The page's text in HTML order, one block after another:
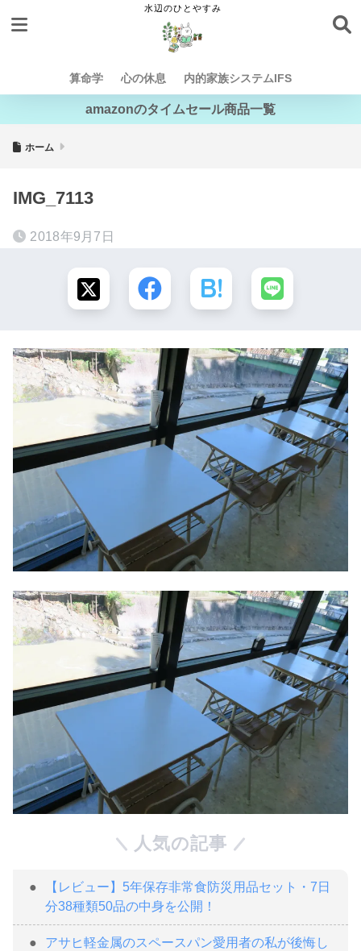
算命学 心の休息 内的家族システムIFS
amazonのタイムセール商品一覧
ホーム
IMG_7113
2018年9月7日
人気の記事
【レビュー】5年保存非常食防災用品セット・7日
分38種類50品の中身を公開！
アサヒ軽金属のスペースパン愛用者の私が後悔し